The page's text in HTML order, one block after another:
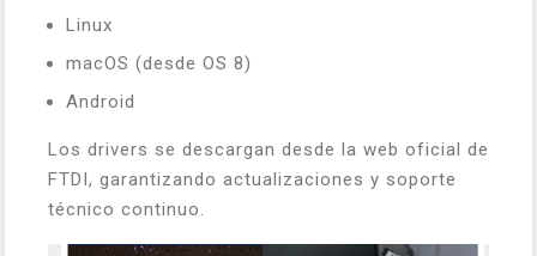
Linux
macOS (desde OS 8)
Android
Los drivers se descargan desde la web oficial de
FTDI, garantizando actualizaciones y soporte
técnico continuo.